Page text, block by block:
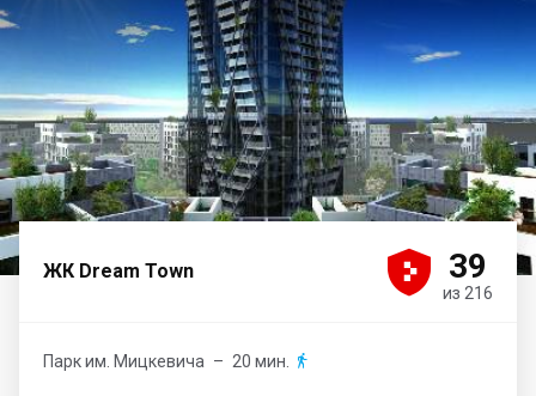
ЖК Dream Town 



 39
из 216
Парк им. Мицкевича – 20 мин. 